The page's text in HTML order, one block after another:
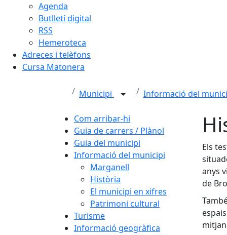
Agenda
Butlletí digital
RSS
Hemeroteca
Adreces i telèfons
Cursa Matonera
Municipi Informació del
Com arribar-hi
Guia de carrers / Plànol
Guia del municipi
Informació del municipi
Marganell
Història
El municipi en xifres
Patrimoni cultural
Turisme
Informació geogràfica
Els
anys
de